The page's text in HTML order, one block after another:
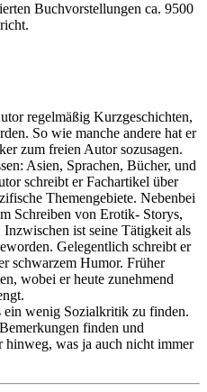
Buchvorstellungen ca. 9500
regelmäßig Kurzgeschichten,
So wie manche andere hat er
zum freien Autor sozusagen.
Asien, Sprachen, Bücher, und
schreibt er Fachartikel über
Themengebiete. Nebenbei
Schreiben von Erotik- Storys,
ist seine Tätigkeit als
Gelegentlich schreibt er
schwarzem Humor. Früher
wobei er heute zunehmend
ein wenig Sozialkritik zu finden.
finden und
hinweg, was ja auch nicht immer